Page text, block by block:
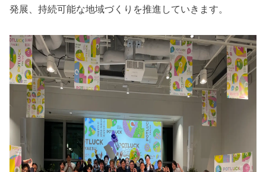
発展、持続可能な地域づくりを推進していきます。